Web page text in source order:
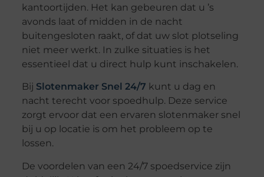
kantoortijden. Het kan gebeuren dat u ’s
avonds laat of midden in de nacht
buitengesloten raakt, of dat uw slot plotseling
niet meer werkt. In zulke situaties is het
essentieel dat u direct hulp kunt inschakelen.
Bij Slotenmaker Snel 24/7 kunt u dag en
nacht terecht voor spoedhulp. Deze service
zorgt ervoor dat een ervaren slotenmaker snel
bij u op locatie is om het probleem op te
lossen.
De voordelen van een 24/7 spoedservice zijn